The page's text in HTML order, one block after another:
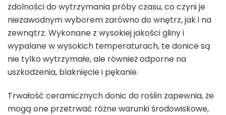
zdolności do wytrzymania próby czasu, co czyni je
niezawodnym wyborem zarówno do wnętrz, jak i na
zewnątrz. Wykonane z wysokiej jakości gliny i
wypalane w wysokich temperaturach, te donice są
nie tylko wytrzymałe, ale również odporne na
uszkodzenia, blaknięcie i pękanie.
Trwałość ceramicznych donic do roślin zapewnia, że
mogą one przetrwać różne warunki środowiskowe,